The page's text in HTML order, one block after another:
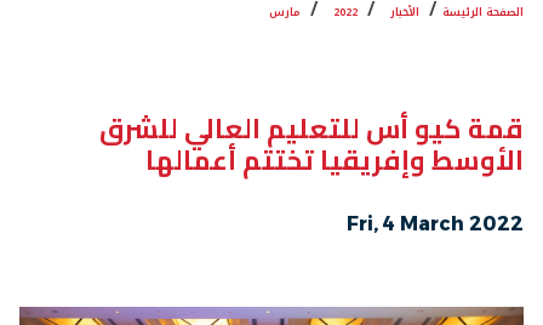
الصفحة الرئيسة الأخبار 2022 مارس
قمة كيو أس للتعليم العالي للشرق
الأوسط وإفريقيا تختتم أعمالها
Fri, 4 March 2022